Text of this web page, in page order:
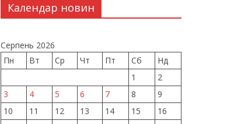
Календар новин
Серпень 2026
Пн
Вт Ср Чт Пт Сб
Нд
1
2
3
4 5 6 7 8
9
10
11 12 13 14 15
16